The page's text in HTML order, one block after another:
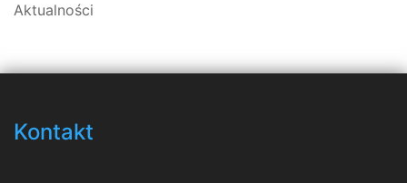
Aktualności
Kontakt